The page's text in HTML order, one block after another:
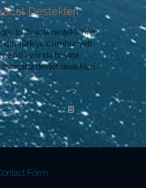
Destekleri
ihracat desteklerinin
için Türkiye Cumhuriyeti
2018 yılında hayata
devlet destekleri
Read more
Form